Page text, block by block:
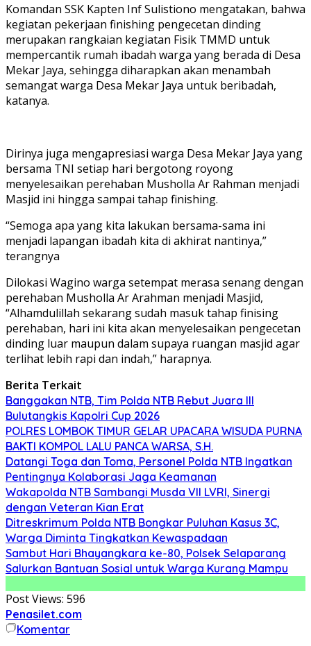
Komandan SSK Kapten Inf Sulistiono mengatakan, bahwa
kegiatan pekerjaan finishing pengecetan dinding
merupakan rangkaian kegiatan Fisik TMMD untuk
mempercantik rumah ibadah warga yang berada di Desa
Mekar Jaya, sehingga diharapkan akan menambah
semangat warga Desa Mekar Jaya untuk beribadah,
katanya.
Dirinya juga mengapresiasi warga Desa Mekar Jaya yang
bersama TNI setiap hari bergotong royong
menyelesaikan perehaban Musholla Ar Rahman menjadi
Masjid ini hingga sampai tahap finishing.
“Semoga apa yang kita lakukan bersama-sama ini
menjadi lapangan ibadah kita di akhirat nantinya,”
terangnya
Dilokasi Wagino warga setempat merasa senang dengan
perehaban Musholla Ar Arahman menjadi Masjid,
“Alhamdulillah sekarang sudah masuk tahap finising
perehaban, hari ini kita akan menyelesaikan pengecetan
dinding luar maupun dalam supaya ruangan masjid agar
terlihat lebih rapi dan indah,” harapnya.
Berita Terkait
Banggakan NTB, Tim Polda NTB Rebut Juara III
Bulutangkis Kapolri Cup 2026
POLRES LOMBOK TIMUR GELAR UPACARA WISUDA PURNA
BAKTI KOMPOL LALU PANCA WARSA, S.H.
Datangi Toga dan Toma, Personel Polda NTB Ingatkan
Pentingnya Kolaborasi Jaga Keamanan
Wakapolda NTB Sambangi Musda VII LVRI, Sinergi
dengan Veteran Kian Erat
Ditreskrimum Polda NTB Bongkar Puluhan Kasus 3C,
Warga Diminta Tingkatkan Kewaspadaan
Sambut Hari Bhayangkara ke-80, Polsek Selaparang
Salurkan Bantuan Sosial untuk Warga Kurang Mampu
Post Views: 596
Penasilet.com
Komentar